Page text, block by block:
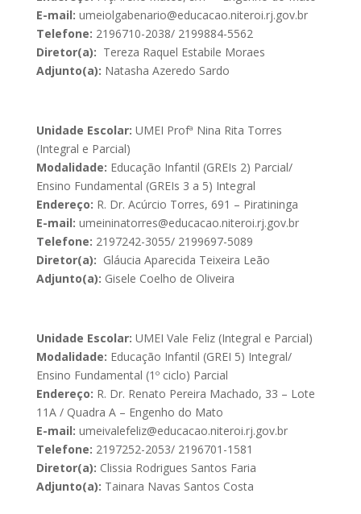
E-mail: umeiolgabenario@educacao.niteroi.rj.gov.br
Telefone: 2196710-2038/ 2199884-5562
Diretor(a): Tereza Raquel Estabile Moraes
Adjunto(a): Natasha Azeredo Sardo
Unidade Escolar: UMEI Profª Nina Rita Torres
(Integral e Parcial)
Modalidade: Educação Infantil (GREIs 2) Parcial/
Ensino Fundamental (GREIs 3 a 5) Integral
Endereço: R. Dr. Acúrcio Torres, 691 – Piratininga
E-mail: umeininatorres@educacao.niteroi.rj.gov.br
Telefone: 2197242-3055/ 2199697-5089
Diretor(a): Gláucia Aparecida Teixeira Leão
Adjunto(a): Gisele Coelho de Oliveira
Unidade Escolar: UMEI Vale Feliz (Integral e Parcial)
Modalidade: Educação Infantil (GREI 5) Integral/
Ensino Fundamental (1º ciclo) Parcial
Endereço: R. Dr. Renato Pereira Machado, 33 – Lote
11A / Quadra A – Engenho do Mato
E-mail: umeivalefeliz@educacao.niteroi.rj.gov.br
Telefone: 2197252-2053/ 2196701-1581
Diretor(a): Clissia Rodrigues Santos Faria
Adjunto(a): Tainara Navas Santos Costa